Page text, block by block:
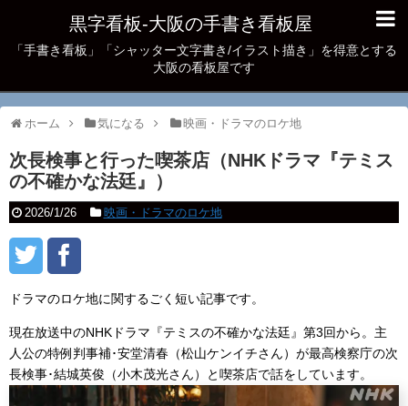
黒字看板‐大阪の手書き看板屋
「手書き看板」「シャッター文字書き/イラスト描き」を得意とする
大阪の看板屋です
ホーム 気になる 映画・ドラマのロケ地
次長検事と行った喫茶店（NHKドラマ『テミス
の不確かな法廷』）
2026/1/26 映画・ドラマのロケ地
ドラマのロケ地に関するごく短い記事です。
現在放送中のNHKドラマ『テミスの不確かな法廷』第3回から。主
人公の特例判事補･安堂清春（松山ケンイチさん）が最高検察庁の次
長検事･結城英俊（小木茂光さん）と喫茶店で話をしています。